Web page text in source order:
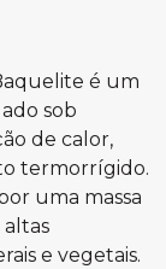
é um
sob
de calor,
termorrígido.
uma massa
altas
e vegetais.